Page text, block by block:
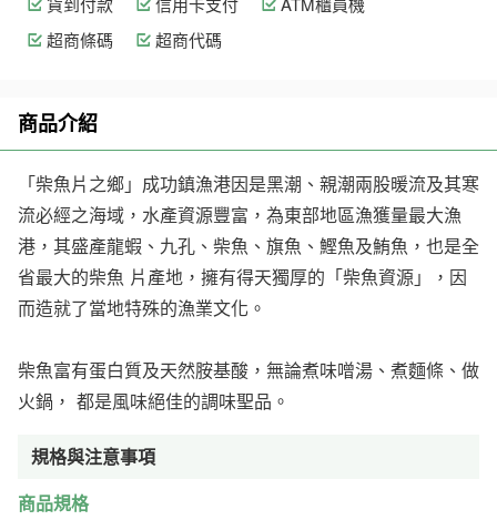
超商條碼
超商代碼
商品介紹
「柴魚片之鄉」成功鎮漁港因是黑潮、親潮兩股暖流及其寒
流必經之海域，水產資源豐富，為東部地區漁獲量最大漁
港，其盛產龍蝦、九孔、柴魚、旗魚、鰹魚及鮪魚，也是全
省最大的柴魚 片產地，擁有得天獨厚的「柴魚資源」，因
而造就了當地特殊的漁業文化。
柴魚富有蛋白質及天然胺基酸，無論煮味噌湯、煮麵條、做
火鍋， 都是風味絕佳的調味聖品。
規格與注意事項
商品規格